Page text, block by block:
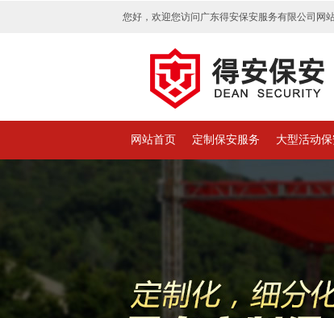
您好，欢迎您访问广东得安保安服务有限公司网站
网站首页 定制保安服务 大型活动